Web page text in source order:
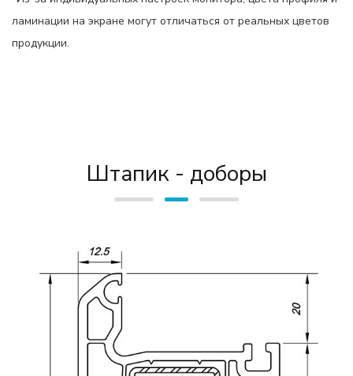
ламинации на экране могут отличаться от реальных цветов
продукции.
Штапик - доборы